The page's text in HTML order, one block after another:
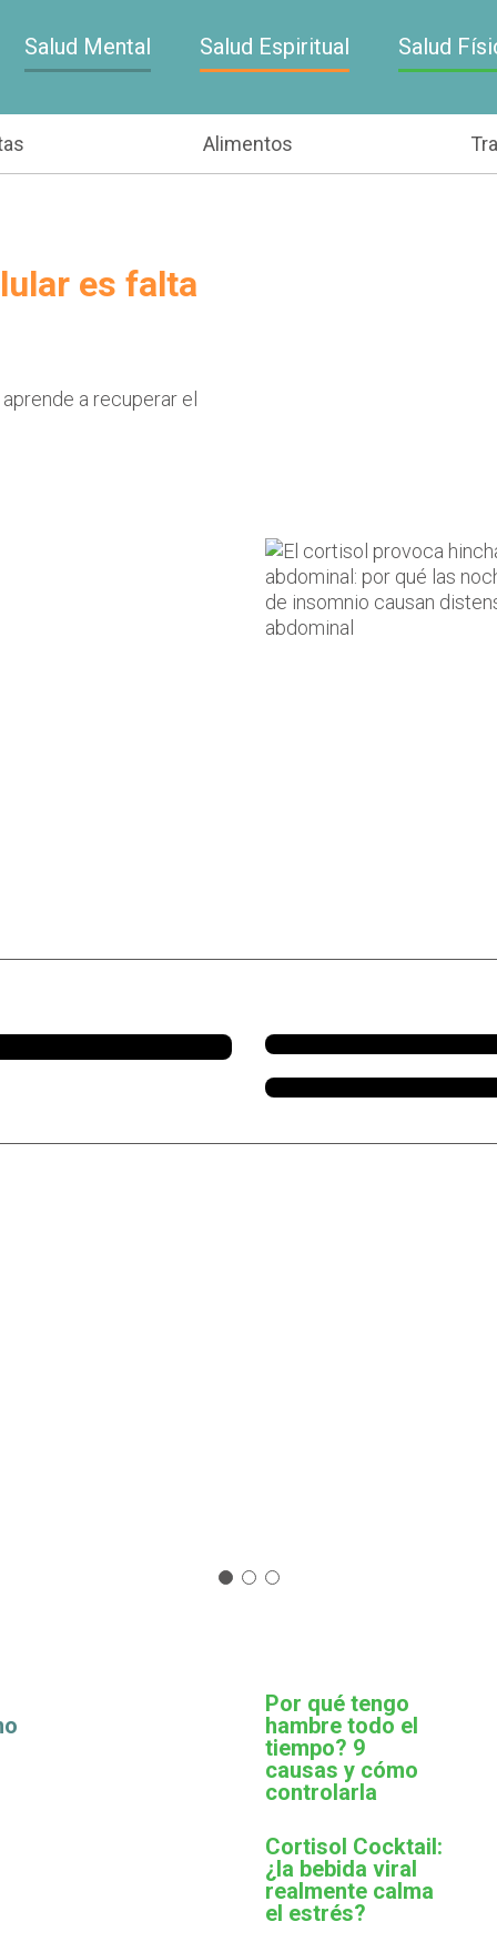
Salud Mental Salud Espiritual Salud
Alimentos
es falta
a recuperar el
Por qué tengo
hambre todo el
tiempo? 9
causas y cómo
controlarla
Cortisol Cocktail:
¿la bebida viral
realmente calma
el estrés?